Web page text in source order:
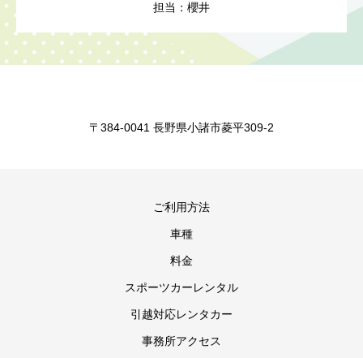
担当：櫻井
〒384-0041 長野県小諸市菱平309-2
ご利用方法
車種
料金
スポーツカーレンタル
引越対応レンタカー
事務所アクセス